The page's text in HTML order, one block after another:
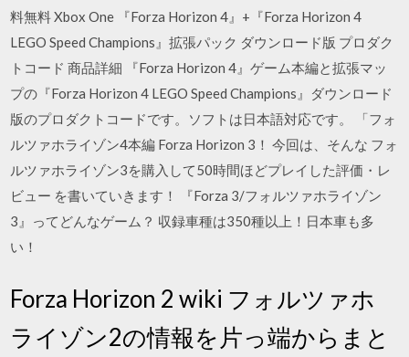
料無料 Xbox One 『Forza Horizon 4』+『Forza Horizon 4
LEGO Speed Champions』拡張パック ダウンロード版 プロダク
トコード 商品詳細 『Forza Horizon 4』ゲーム本編と拡張マッ
プの『Forza Horizon 4 LEGO Speed Champions』ダウンロード
版のプロダクトコードです。ソフトは日本語対応です。 「フォ
ルツァホライゾン4本編 Forza Horizon 3！ 今回は、そんな フォ
ルツァホライゾン3を購入して50時間ほどプレイした評価・レ
ビュー を書いていきます！ 『Forza 3/フォルツァホライゾン
3』ってどんなゲーム？ 収録車種は350種以上！日本車も多
い！
Forza Horizon 2 wiki フォルツァホ
ライゾン2の情報を片っ端からまと